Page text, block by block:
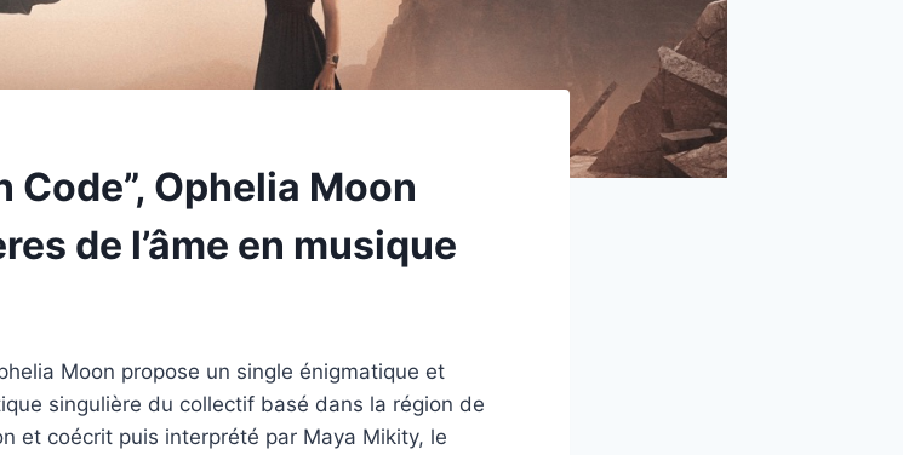
Ophelia Moon
de l’âme en musique
Moon propose un single énigmatique et
singulière du collectif basé dans la région de
et coécrit puis interprété par Maya Mikity, le